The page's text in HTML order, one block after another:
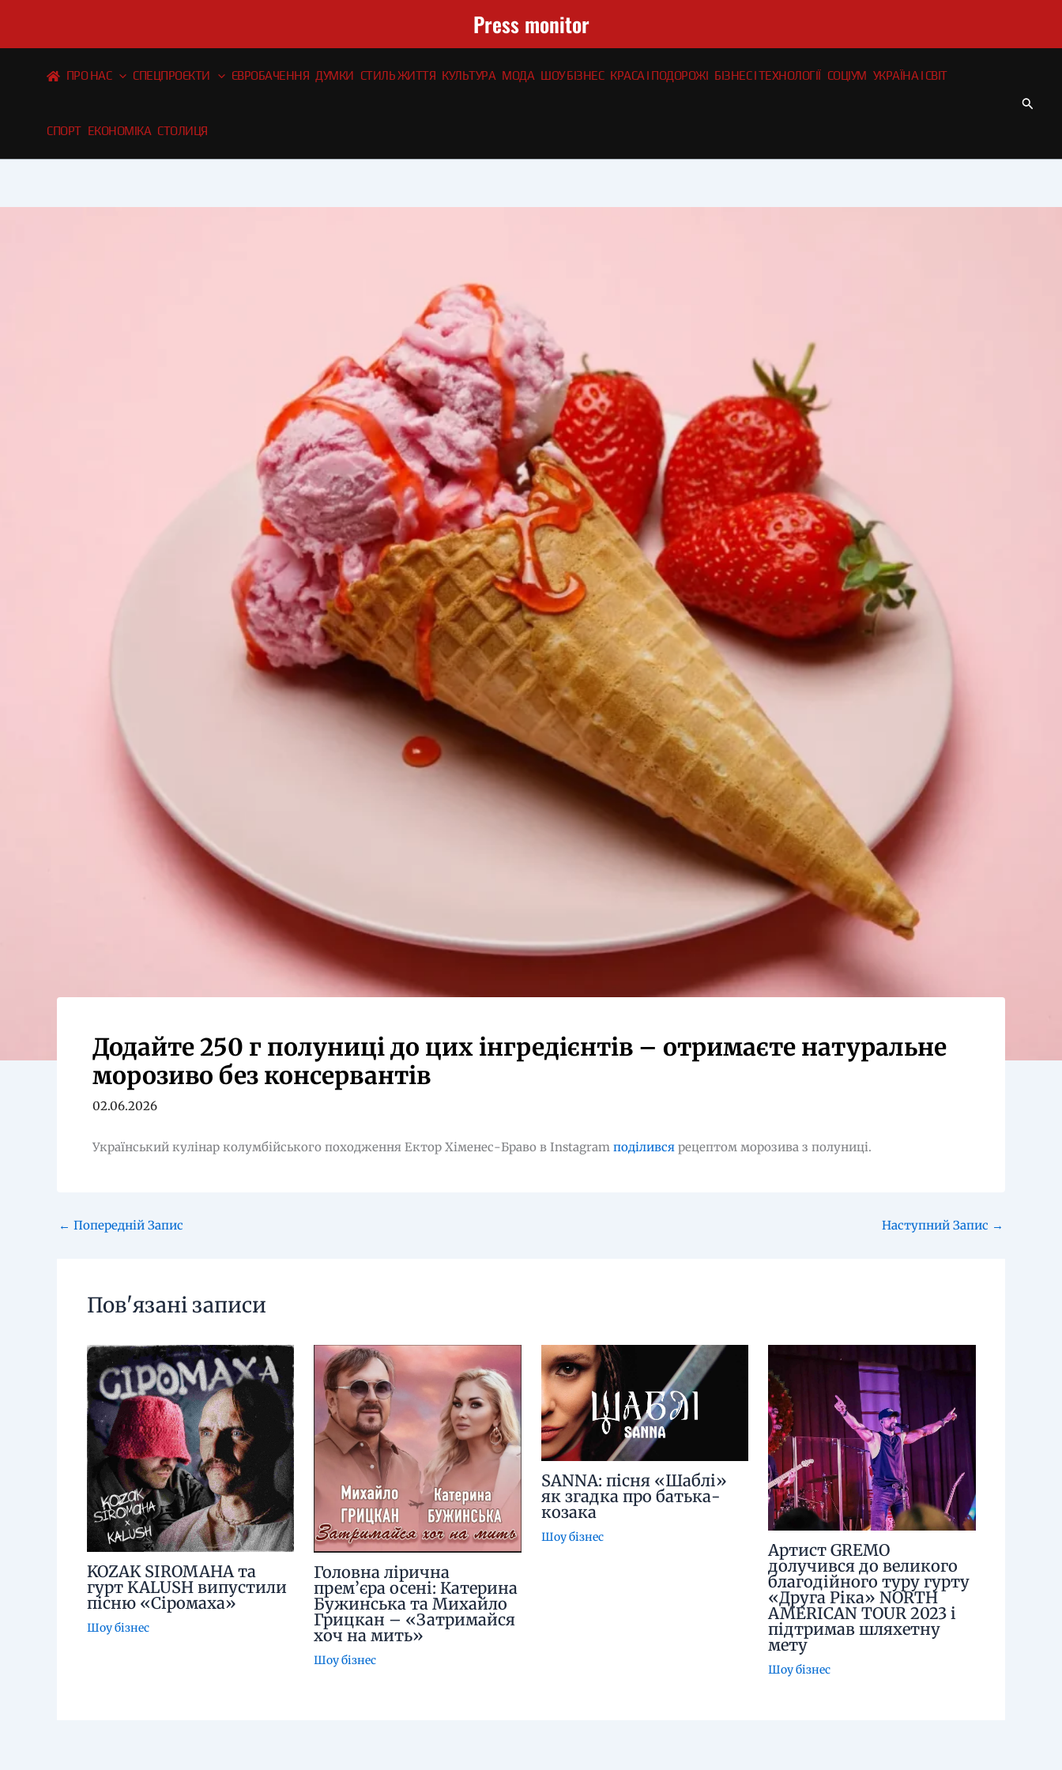
вмісту
Press monitor
ПРО НАС СПЕЦПРОЄКТИ ЄВРОБАЧЕННЯ ДУМКИ СТИЛЬ ЖИТТЯ КУЛЬТУРА МОДА ШОУ БІЗНЕС КРАСА І ПОДОРОЖІ БІЗНЕС І ТЕХНОЛОГІЇ СОЦІУМ УКРАЇНА І СВІТ
СПОРТ ЕКОНОМІКА СТОЛИЦЯ
Додайте 250 г полуниці до цих інгредієнтів – отримаєте натуральне
морозиво без консервантів
02.06.2026
Український кулінар колумбійського походження Ектор Хіменес-Браво в Instagram поділився рецептом морозива з полуниці.
← Попередній Запис Наступний Запис →
Пов'язані записи
KOZAK SIROMAHA та
гурт KALUSH випустили
пісню «Сіромаха»
Шоу бізнес
Головна лірична
прем’єра осені: Катерина
Бужинська та Михайло
Грицкан – «Затримайся
хоч на мить»
Шоу бізнес
SANNA: пісня «Шаблі»
як згадка про батька-
козака
Шоу бізнес
Артист GREMO
долучився до великого
благодійного туру гурту
«Друга Ріка» NORTH
AMERICAN TOUR 2023 і
підтримав шляхетну
мету
Шоу бізнес